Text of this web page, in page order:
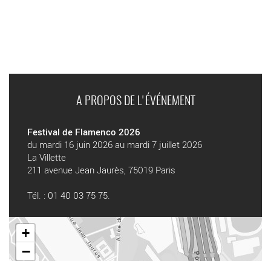
A PROPOS DE L'ÉVÉNEMENT
Festival de Flamenco 2026
du mardi 16 juin 2026 au mardi 7 juillet 2026
La Villette
211 avenue Jean Jaurès, 75019 Paris
Tél. : 01 40 03 75 75.
+
−